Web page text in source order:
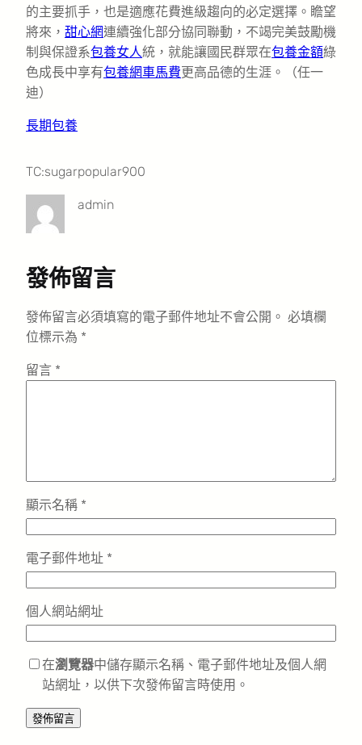
的主要抓手，也是適應花費進級趨向的必定選擇。瞻望
將來， 甜心網連續強化部分協同聯動，不竭完美鼓勵機
制與保證系包養女人統，就能讓國民群眾在包養金額綠
色成長中享有包養網車馬費更高品德的生涯。（任一
迪）
長期包養
TC:sugarpopular900
admin
發佈留言
發佈留言必須填寫的電子郵件地址不會公開。 必填欄
位標示為 *
留言 *
顯示名稱 *
電子郵件地址 *
個人網站網址
在瀏覽器中儲存顯示名稱、電子郵件地址及個人網
站網址，以供下次發佈留言時使用。